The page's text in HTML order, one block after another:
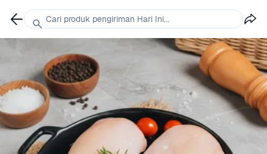
Cari produk pengiriman Hari Ini...